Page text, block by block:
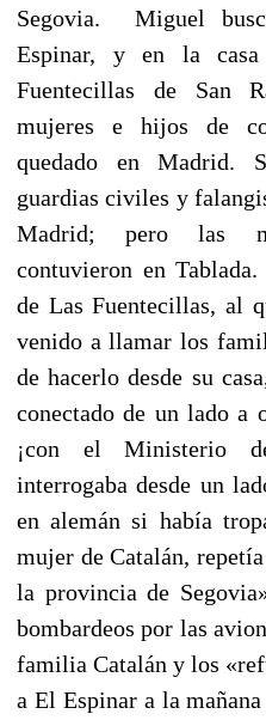
Segovia.
Miguel
Espinar, y en la
Fuentecillas de San
mujeres e hijos de
quedado en Madrid.
guardias civiles y
Madrid; pero las
contuvieron en
de Las Fuentecillas, al
venido a llamar los
de hacerlo desde su
conectado de un lado a
¡con el Ministerio
interrogaba desde un
en alemán si había
mujer de Catalán,
la provincia de
bombardeos por las
familia Catalán y los
a El Espinar a la